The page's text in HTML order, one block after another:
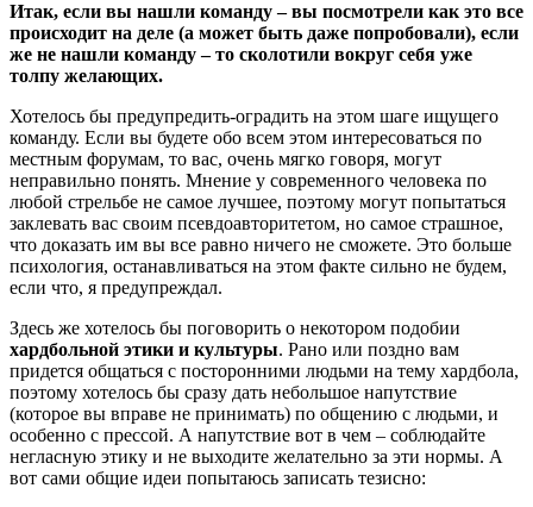
Итак, если вы нашли команду – вы посмотрели как это все
происходит на деле (а может быть даже попробовали), если
же не нашли команду – то сколотили вокруг себя уже
толпу желающих.
Хотелось бы предупредить-оградить на этом шаге ищущего
команду. Если вы будете обо всем этом интересоваться по
местным форумам, то вас, очень мягко говоря, могут
неправильно понять. Мнение у современного человека по
любой стрельбе не самое лучшее, поэтому могут попытаться
заклевать вас своим псевдоавторитетом, но самое страшное,
что доказать им вы все равно ничего не сможете. Это больше
психология, останавливаться на этом факте сильно не будем,
если что, я предупреждал.
Здесь же хотелось бы поговорить о некотором подобии
хардбольной этики и культуры. Рано или поздно вам
придется общаться с посторонними людьми на тему хардбола,
поэтому хотелось бы сразу дать небольшое напутствие
(которое вы вправе не принимать) по общению с людьми, и
особенно с прессой. А напутствие вот в чем – соблюдайте
негласную этику и не выходите желательно за эти нормы. А
вот сами общие идеи попытаюсь записать тезисно: